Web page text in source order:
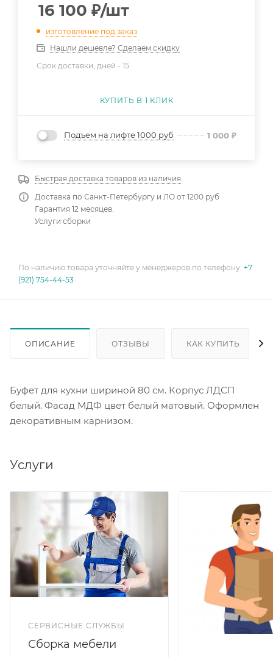
16 100 ₽/шт
изготовление под заказ
Нашли дешевле? Сделаем скидку
Срок доставки, дней - 15
КУПИТЬ В 1 КЛИК
Подъем на лифте 1000 руб 1 000 ₽
Быстрая доставка товаров из наличия
Доставка по Санкт-Петербургу и ЛО от 1200 руб
Гарантия 12 месяцев.
Услуги сборки
По наличию товара уточняйте у менеджеров по телефону: +7
(921) 754-44-53
ОПИСАНИЕ ОТЗЫВЫ КАК КУПИТЬ
Буфет для кухни шириной 80 см. Корпус ЛДСП
белый. Фасад МДФ цвет белый матовый. Оформлен
декоративным карнизом.
Услуги
СЕРВИСНЫЕ СЛУЖБЫ
Сборка мебели